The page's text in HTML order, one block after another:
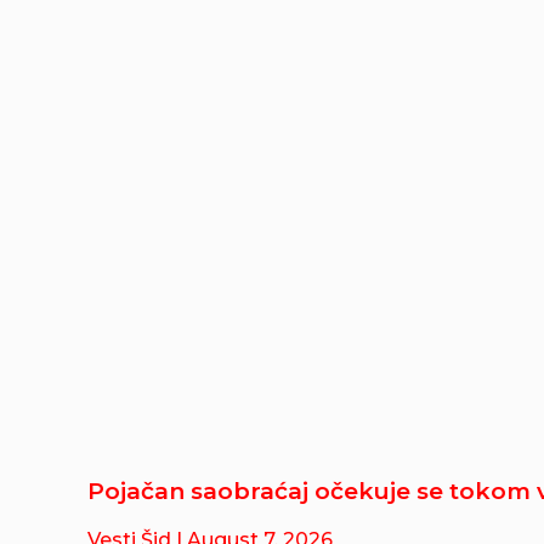
Pojačan saobraćaj očekuje se tokom